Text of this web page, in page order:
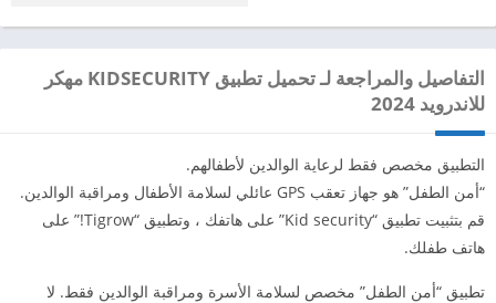
التفاصيل والمراجعة لـ تحميل تطبيق KIDSECURITY مهكر
للاندرويد 2024
التطبيق مخصص فقط لرعاية الوالدين لأطفالهم.
“أمن الطفل” هو جهاز تعقب GPS عائلي لسلامة الأطفال ومراقبة الوالدين.
قم بتثبيت تطبيق “Kid security” على هاتفك ، وتطبيق “Tigrow!” على
هاتف طفلك.
تطبيق “أمن الطفل” مخصص لسلامة الأسرة ومراقبة الوالدين فقط. لا